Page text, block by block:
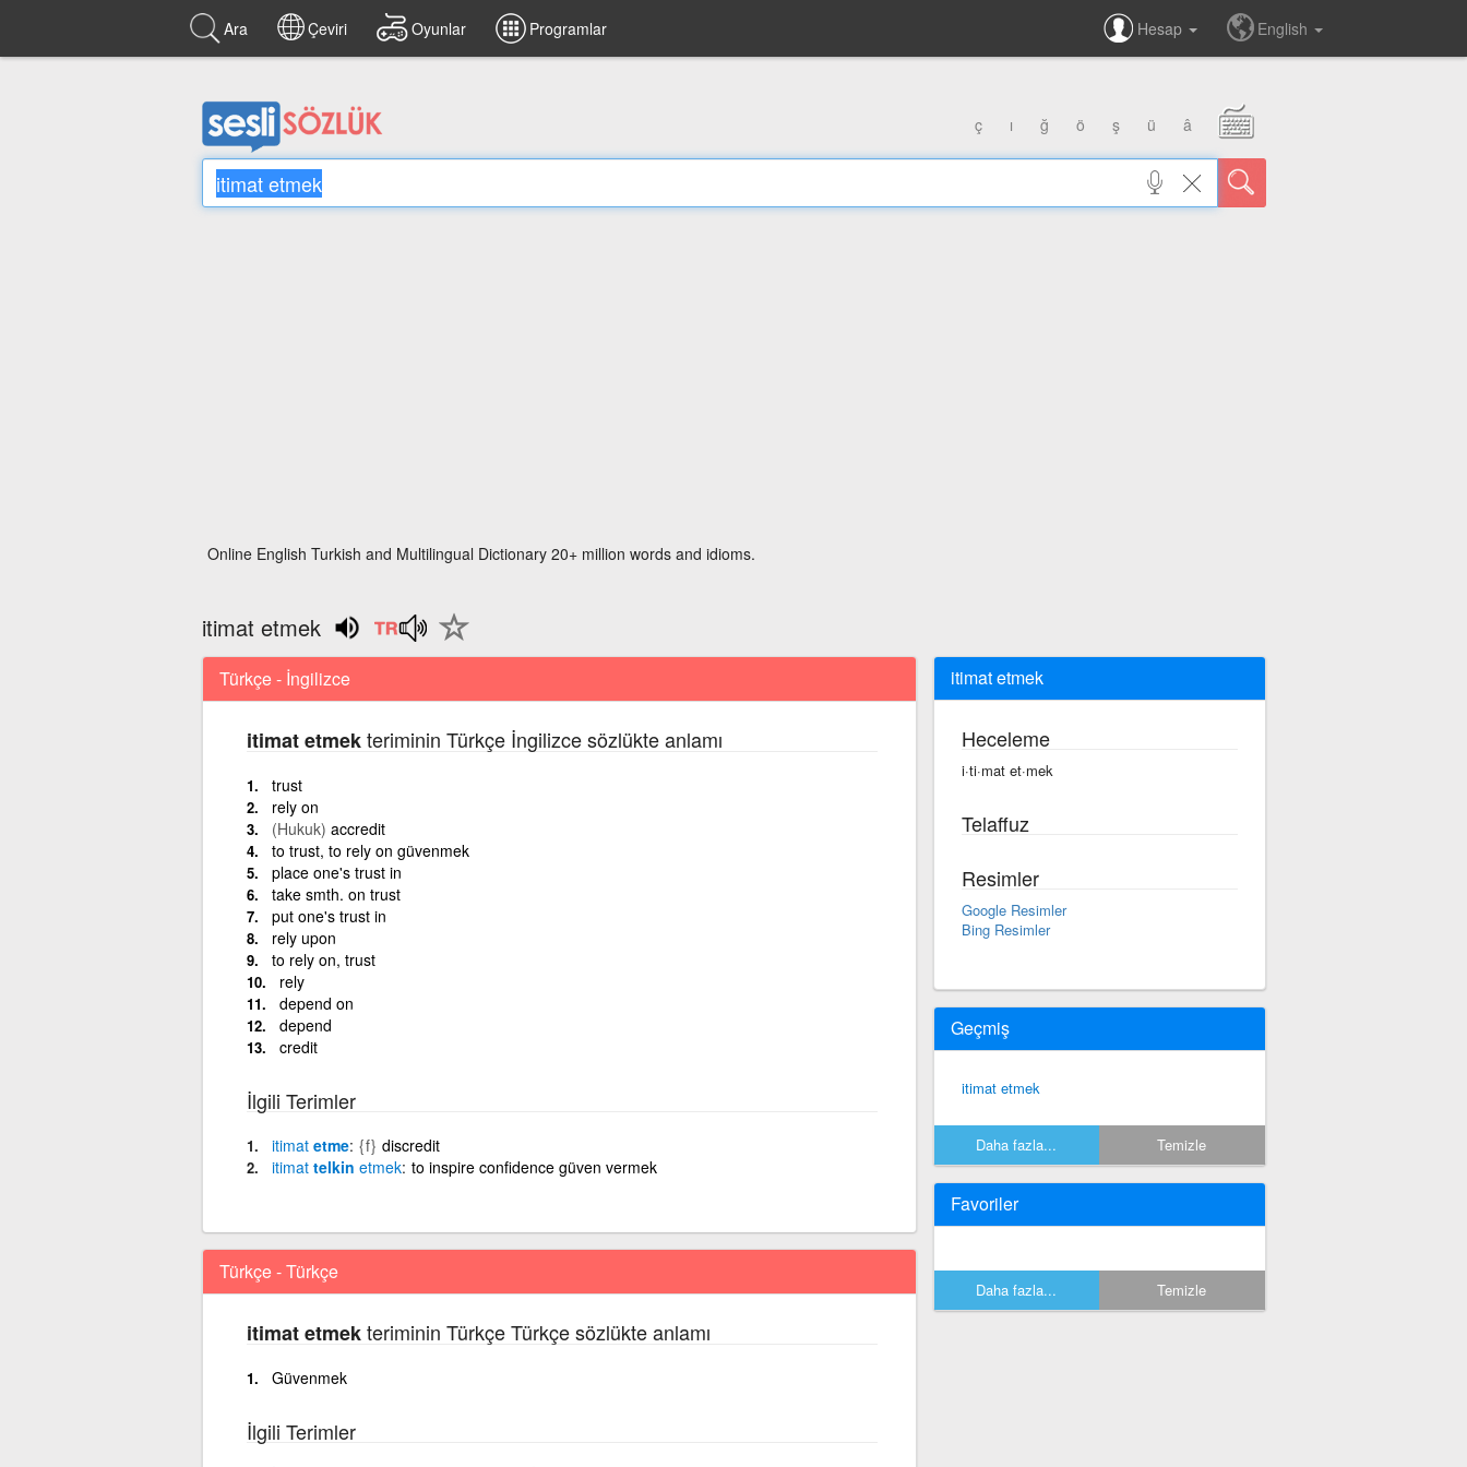
Ara Çeviri Oyunlar Programlar Hesap English
ç ı ğ ö ş ü â
Online English Turkish and Multilingual Dictionary 20+ million words and idioms.
itimat etmek
Türkçe - İngilizce
itimat etmekteriminin Türkçe İngilizce sözlükte anlamı
trust
rely on
(Hukuk) accredit
to trust, to rely on güvenmek
place one's trust in
take smth. on trust
put one's trust in
rely upon
to rely on, trust
rely
depend on
depend
credit
İlgili Terimler
itimatetme {f} discredit
itimattelkin etmek to inspire confidence güven vermek
Türkçe - Türkçe
itimat etmekteriminin Türkçe Türkçe sözlükte anlamı
Güvenmek
İlgili Terimler
itimat etmek
Heceleme
i·ti·mat et·mek
Telaffuz
Resimler
Google Resimler
Bing Resimler
Geçmiş
itimat etmek
Daha fazla... Temizle
Favoriler
Daha fazla... Temizle